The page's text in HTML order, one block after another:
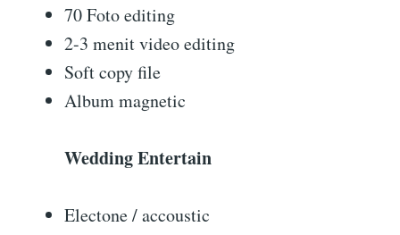
70 Foto editing
2-3 menit video editing
Soft copy file
Album magnetic
Wedding Entertain
Electone / accoustic